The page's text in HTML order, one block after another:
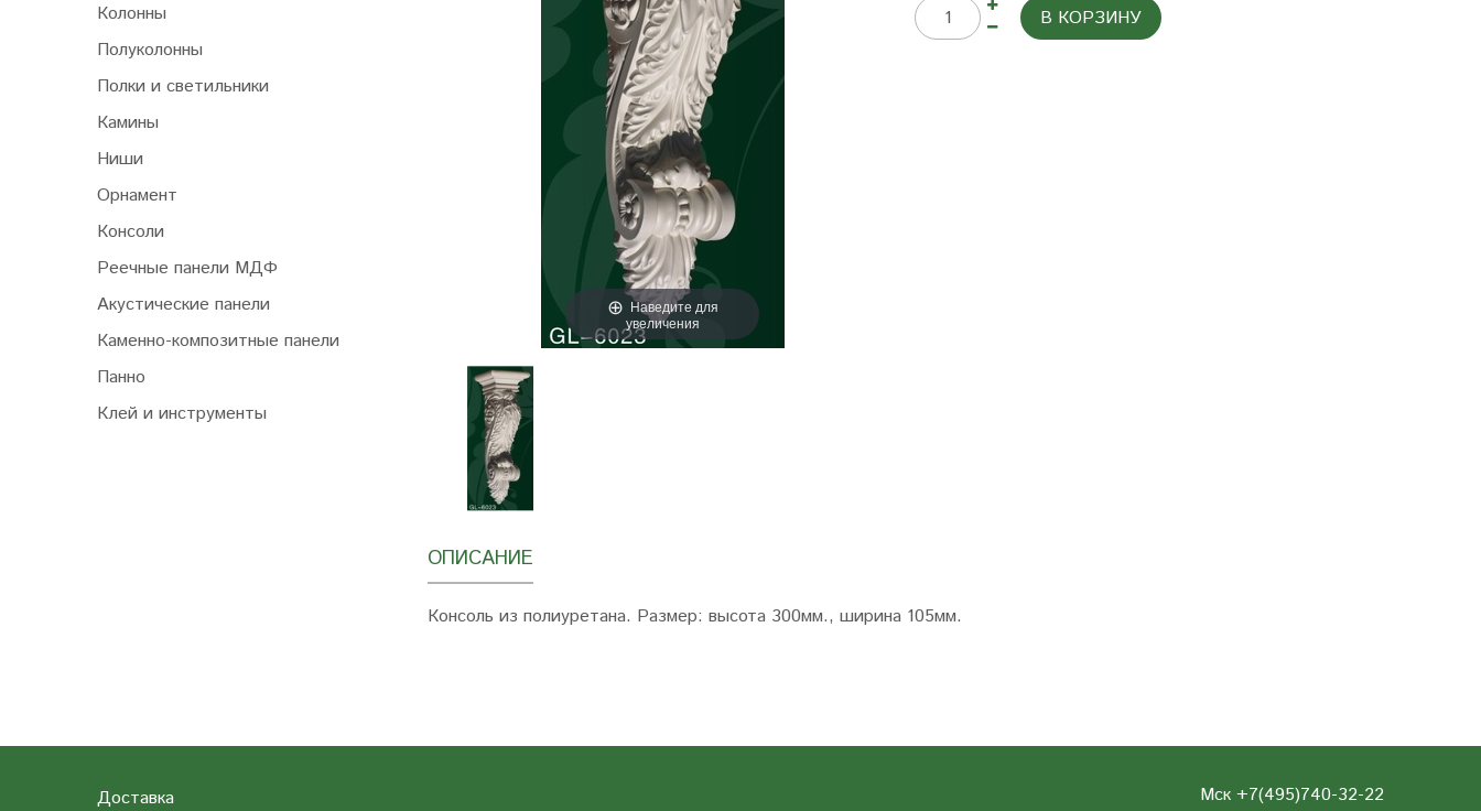
Колонны
Полуколонны
Полки и светильники
Камины
Ниши
Орнамент
Консоли
Реечные панели МДФ
Акустические панели
Каменно-композитные панели
Панно
Клей и инструменты
Наведите для
увеличения
В КОРЗИНУ
ОПИСАНИЕ
Консоль из полиуретана. Размер: высота 300мм., ширина 105мм.
Доставка Мск +7(495)740-32-22